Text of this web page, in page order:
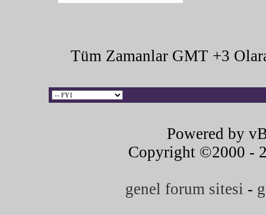
Tüm Zamanlar GMT +3
Powered by
Copyright ©2000 -
genel forum sitesi -